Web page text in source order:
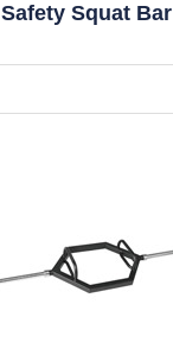
Safety Squat Bar